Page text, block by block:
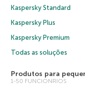
Kaspersky Standard
Kaspersky Plus
Kaspersky Premium
Todas as soluções
Produtos para
1-50 FUNCIONRIOS